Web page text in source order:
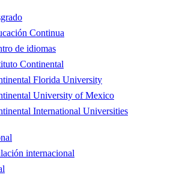
Continua
de idiomas
Continental
Florida University
University of Mexico
International Universities
internacional